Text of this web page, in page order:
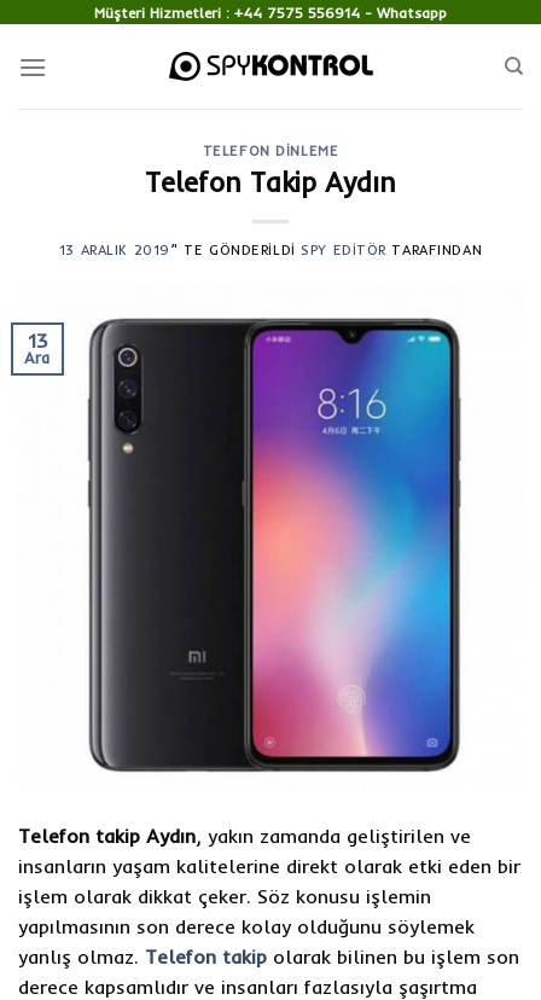
content
Müşteri Hizmetleri : +44 7575 556914 - Whatsapp
TELEFON DINLEME
Telefon Takip Aydın
13 ARALIK 2019 ’' TE GÖNDERILDI SPY EDITÖR TARAFINDAN
13
Ara
Telefon takip Aydın, yakın zamanda geliştirilen ve
insanların yaşam kalitelerine direkt olarak etki eden bir
işlem olarak dikkat çeker. Söz konusu işlemin
yapılmasının son derece kolay olduğunu söylemek
yanlış olmaz. Telefon takip olarak bilinen bu işlem son
derece kapsamlıdır ve insanları fazlasıyla şaşırtma